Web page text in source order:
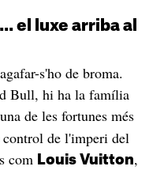
el luxe arriba al
s'ho de broma.
Bull, hi ha la família
de les fortunes més
de l'imperi del
com Louis Vuitton,